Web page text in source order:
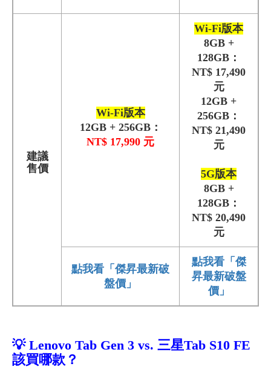
建議
售價
Wi-Fi版本
12GB + 256GB：
NT$ 17,990 元
Wi-Fi版本
8GB +
128GB：
NT$ 17,490
元
12GB +
256GB：
NT$ 21,490
元
5G版本
8GB +
128GB：
NT$ 20,490
元
點我看「傑昇最新破
盤價」
點我看「傑
昇最新破盤
價」
💡Lenovo Tab Gen 3 vs. 三星Tab S10 FE
該買哪款？